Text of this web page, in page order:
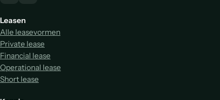
Leasen
Alle leasevormen
Private lease
Financial lease
Operational lease
Short lease